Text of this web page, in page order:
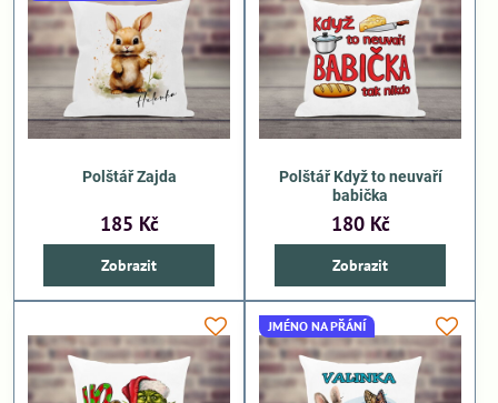
Polštář Zajda
185 Kč
Zobrazit
Polštář Když to neuvaří
babička
180 Kč
Zobrazit
JMÉNO NA PŘÁNÍ